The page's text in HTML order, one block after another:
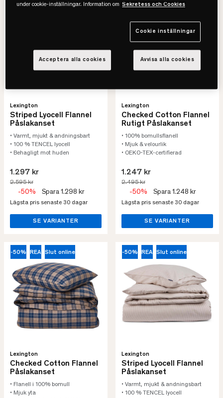
-50% REA
Lexington
Striped Lyocell Flannel
Påslakanset
• Varmt, mjukt & andningsbart
• 100 % TENCEL lyocell
• Behagligt mot huden
1.297 kr
2.595 kr
-50% Spara 1.298 kr
Lägsta pris senaste 30 dagar
SE VARIANTER
-50% REA Slut online
Lexington
Checked Cotton Flannel
Rutigt Påslakanset
• 100% bomullsflanell
• Mjuk & velourlik
• OEKO-TEX-certifierad
1.247 kr
2.495 kr
-50% Spara 1.248 kr
Lägsta pris senaste 30 dagar
SE VARIANTER
-50% REA Slut online
Lexington
Checked Cotton Flannel
Påslakanset
• Flanell i 100% bomull
• Mjuk yta
-50% REA Slut online
Lexington
Striped Lyocell Flannel
Påslakanset
• Varmt, mjukt & andningsbart
• 100 % TENCEL lyocell
under cookie-inställningar. Information om Sekretess och Cookies
Cookie inställningar
Avvisa alla cookies
Acceptera alla cookies